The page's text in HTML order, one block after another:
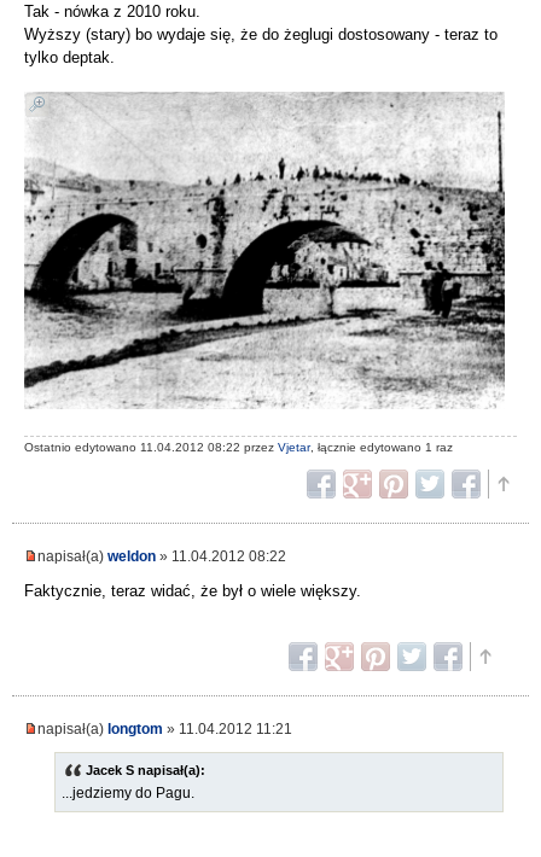
Tak - nówka z 2010 roku.
Wyższy (stary) bo wydaje się, że do żeglugi dostosowany - teraz to
tylko deptak.
Ostatnio edytowano 11.04.2012 08:22 przez Vjetar, łącznie edytowano 1 raz
napisał(a) weldon » 11.04.2012 08:22
Faktycznie, teraz widać, że był o wiele większy.
napisał(a) longtom » 11.04.2012 11:21
Jacek S napisał(a):
...jedziemy do Pagu.